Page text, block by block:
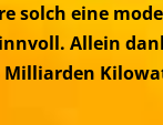
solch eine
Allein